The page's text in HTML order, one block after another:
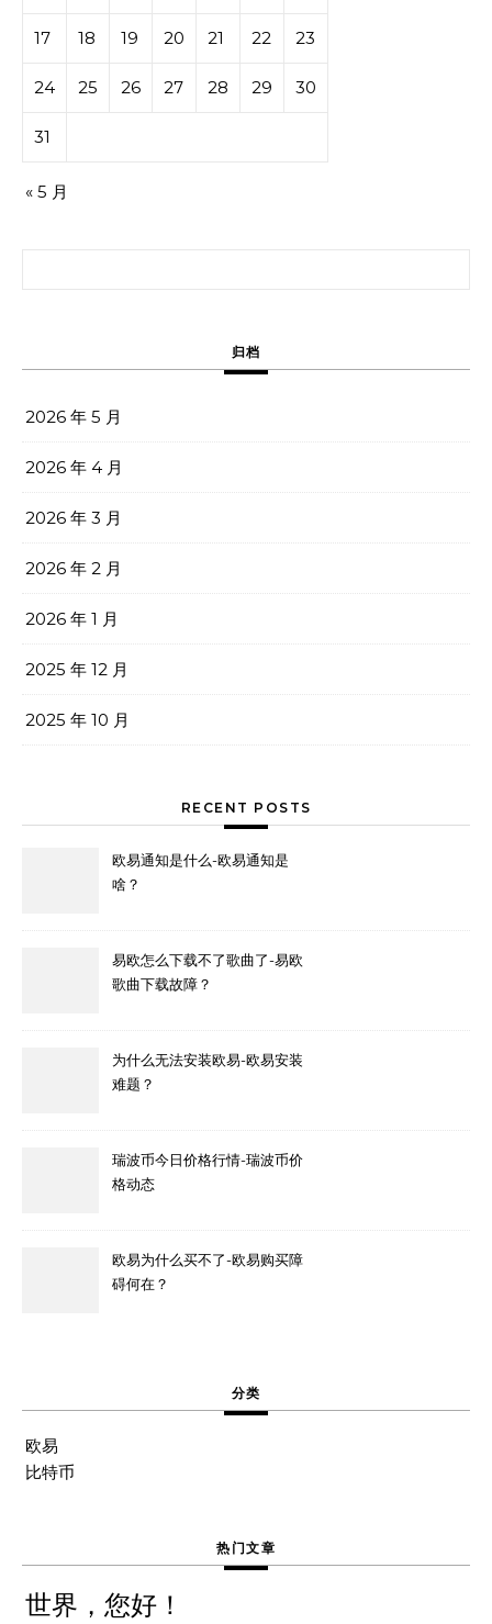
17 18 19 20 21 22 23
24 25 26 27 28 29 30
31
« 5 月
归档
2026 年 5 月
2026 年 4 月
2026 年 3 月
2026 年 2 月
2026 年 1 月
2025 年 12 月
2025 年 10 月
RECENT POSTS
欧易通知是什么-欧易通知是
啥？
易欧怎么下载不了歌曲了-易欧
歌曲下载故障？
为什么无法安装欧易-欧易安装
难题？
瑞波币今日价格行情-瑞波币价
格动态
欧易为什么买不了-欧易购买障
碍何在？
分类
欧易
比特币
热门文章
世界，您好！